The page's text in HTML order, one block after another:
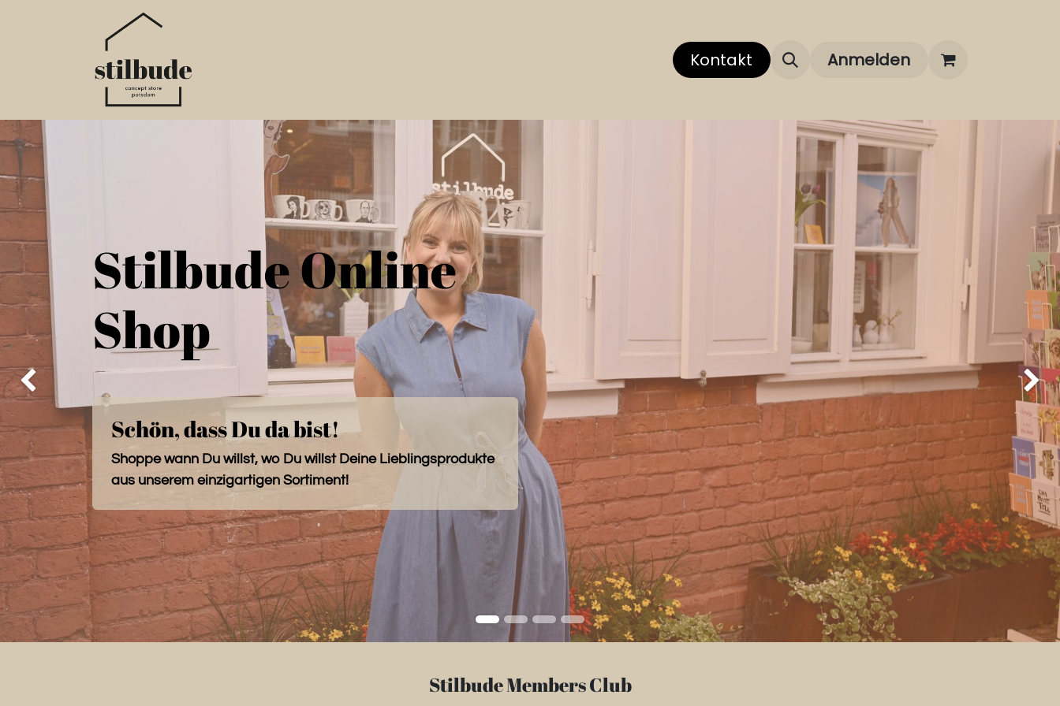
Über uns Über unsere Marken FAQ
Kontakt Anmelden
Stilbude Online
Shop
Schön, dass Du da bist!
Shoppe wann Du willst, wo Du willst Deine Lieblingsprodukte
aus unserem einzigartigen Sortiment!
Zurück Weiter
Stilbude Members Club